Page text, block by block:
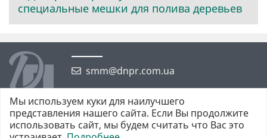
специальные мешки для полива деревьев
smm@dnpr.com.ua
Мы используем куки для наилучшего
представления нашего сайта. Если Вы продолжите
использовать сайт, мы будем считать что Вас это